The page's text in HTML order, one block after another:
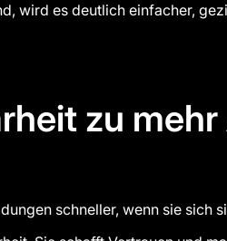
wird es deutlich einfacher,
zu
schneller, wenn sie sich